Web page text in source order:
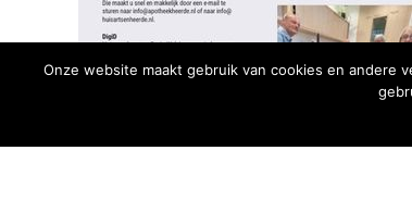
Onze website maakt gebruik van cookies en andere